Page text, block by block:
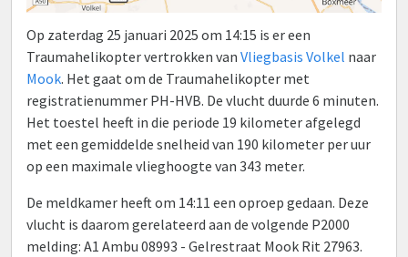
Op zaterdag 25 januari 2025 om 14:15 is er een
Traumahelikopter vertrokken van Vliegbasis Volkel naar
Mook. Het gaat om de Traumahelikopter met
registratienummer PH-HVB. De vlucht duurde 6 minuten.
Het toestel heeft in die periode 19 kilometer afgelegd
met een gemiddelde snelheid van 190 kilometer per uur
op een maximale vlieghoogte van 343 meter.
De meldkamer heeft om 14:11 een oproep gedaan. Deze
vlucht is daarom gerelateerd aan de volgende P2000
melding: A1 Ambu 08993 - Gelrestraat Mook Rit 27963.